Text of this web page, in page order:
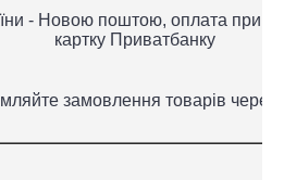
- Новою поштою, оплата при
картку Приватбанку
замовлення товарів через